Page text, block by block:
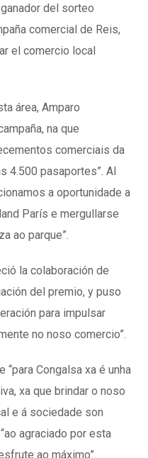
del sorteo
comercial de Reis,
el comercio local
área, Amparo
na que
comerciais da
4.500 pasaportes”. Al
a oportunidade a
París e mergullarse
ao parque”.
la colaboración de
del premio, y puso
para impulsar
no noso comercio”.
Congalsa xa é unha
xa que brindar o noso
e á sociedade son
agraciado por esta
ao máximo”.